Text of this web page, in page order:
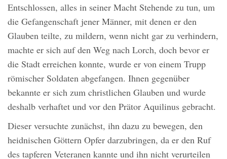
Entschlossen, alles in seiner Macht Stehende zu tun, um
die Gefangenschaft jener Männer, mit denen er den
Glauben teilte, zu mildern, wenn nicht gar zu verhindern,
machte er sich auf den Weg nach Lorch, doch bevor er
die Stadt erreichen konnte, wurde er von einem Trupp
römischer Soldaten abgefangen. Ihnen gegenüber
bekannte er sich zum christlichen Glauben und wurde
deshalb verhaftet und vor den Prätor Aquilinus gebracht.
Dieser versuchte zunächst, ihn dazu zu bewegen, den
heidnischen Göttern Opfer darzubringen, da er den Ruf
des tapferen Veteranen kannte und ihn nicht verurteilen